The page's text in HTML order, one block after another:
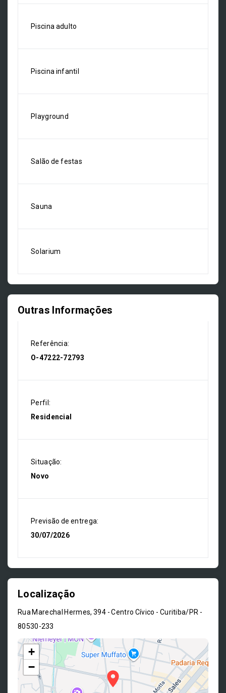
Piscina adulto
Piscina infantil
Playground
Salão de festas
Sauna
Solarium
Outras Informações
Referência:
O-47222-72793
Perfil:
Residencial
Situação:
Novo
Previsão de entrega:
30/07/2026
Localização
Rua Marechal Hermes, 394 - Centro Cívico - Curitiba/PR -
80530-233
+
−